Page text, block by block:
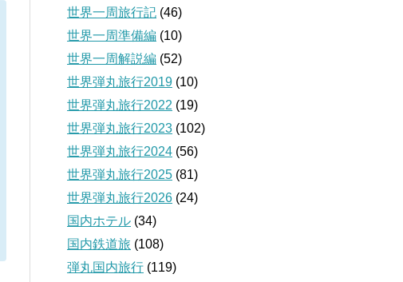
世界一周旅行記 (46)
世界一周準備編 (10)
世界一周解説編 (52)
世界弾丸旅行2019 (10)
世界弾丸旅行2022 (19)
世界弾丸旅行2023 (102)
世界弾丸旅行2024 (56)
世界弾丸旅行2025 (81)
世界弾丸旅行2026 (24)
国内ホテル (34)
国内鉄道旅 (108)
弾丸国内旅行 (119)